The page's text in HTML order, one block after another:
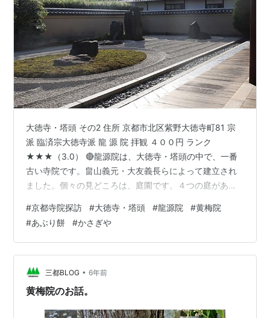
大徳寺・塔頭 その2 住所 京都市北区紫野大徳寺町81 宗
派 臨済宗大徳寺派 龍 源 院 拝観 ４００円 ランク
★★★（3.0） 🔴龍源院は、大徳寺・塔頭の中で、一番
古い寺院です。畠山義元・大友義長らによって建立され
ました。個々の見どころは、庭園です。４つの庭があり
レットには書いてありますが違う気がします。 文化財で
は、釈迦如来坐像（重文）方丈・唐門・表門（重文）が
あります。 方丈前庭「一枝坦」 「東滴壺」 「竜吟庭」
室町時代・相阿弥作（名勝庭園） 🔴ここ龍源院は、私見
ですが大徳寺公開塔頭の中では一番好きです、広い寺院
ではありませんが、何か…
#京都寺院探訪 #大徳寺・塔頭 #龍源院 #黄梅院
#あぶり餅 #かさぎや
三都BLOG • 6年前
黄梅院のお話。